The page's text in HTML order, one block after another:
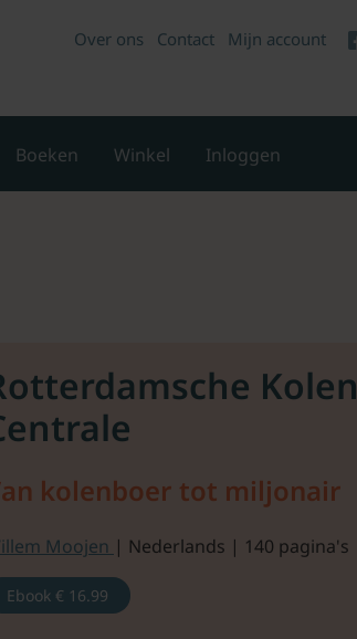
Over ons Contact Mijn account
Boeken Winkel Inloggen
Kolen
kolenboer tot miljonair
Moojen | Nederlands | 140 pagina's
Ebook € 16.99